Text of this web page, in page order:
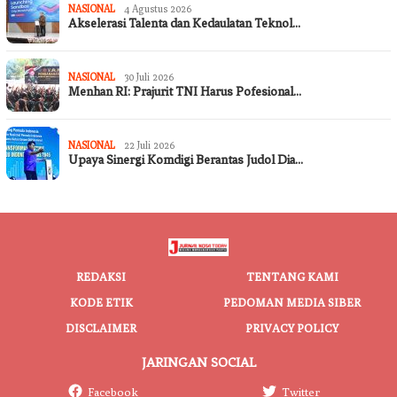
NASIONAL 4 Agustus 2026
Akselerasi Talenta dan Kedaulatan Teknol…
NASIONAL 30 Juli 2026
Menhan RI: Prajurit TNI Harus Pofesional…
NASIONAL 22 Juli 2026
Upaya Sinergi Komdigi Berantas Judol Dia…
REDAKSI
TENTANG KAMI
KODE ETIK
PEDOMAN MEDIA SIBER
DISCLAIMER
PRIVACY POLICY
JARINGAN SOCIAL
Facebook Twitter